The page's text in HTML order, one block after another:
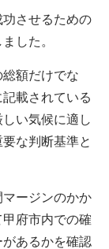
させるための
した。
額だけでな
載されている
い気候に適し
な判断基準と
ージンのかか
府市内での確
あるかを確認